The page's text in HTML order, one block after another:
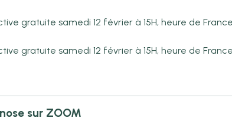
gratuite samedi 12 février à 15H, heure de
gratuite samedi 12 février à 15H, heure de
sur ZOOM